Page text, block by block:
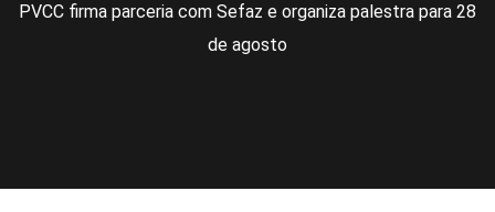
PVCC firma parceria com Sefaz e organiza palestra para 28
de agosto